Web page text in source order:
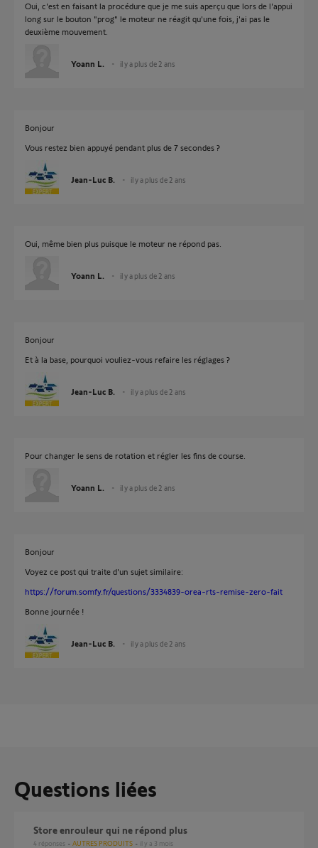
Oui, c'est en faisant la procédure que je me suis aperçu que lors de l'appui
long sur le bouton "prog" le moteur ne réagit qu'une fois, j'ai pas le
deuxième mouvement.
Yoann L. il y a plus de 2 ans
Bonjour
Vous restez bien appuyé pendant plus de 7 secondes ?
Jean-Luc B. il y a plus de 2 ans
Oui, même bien plus puisque le moteur ne répond pas.
Yoann L. il y a plus de 2 ans
Bonjour
Et à la base, pourquoi vouliez-vous refaire les réglages ?
Jean-Luc B. il y a plus de 2 ans
Pour changer le sens de rotation et régler les fins de course.
Yoann L. il y a plus de 2 ans
Bonjour
Voyez ce post qui traite d'un sujet similaire:
https://forum.somfy.fr/questions/3334839-orea-rts-remise-zero-fait
Bonne journée !
Jean-Luc B. il y a plus de 2 ans
Questions liées
Store enrouleur qui ne répond plus
4 réponses AUTRES PRODUITS il y a 3 mois